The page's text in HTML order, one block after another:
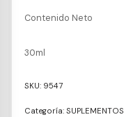
Contenido Neto
30ml
SKU: 9547
Categoría: SUPLEMENTOS